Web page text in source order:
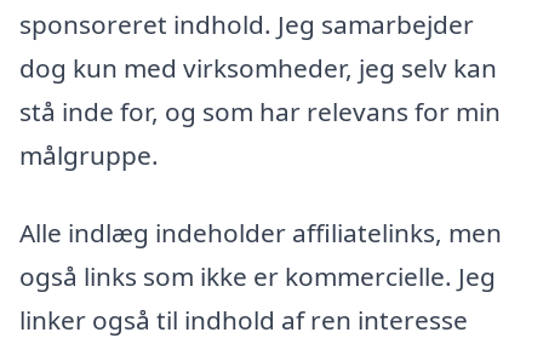
sponsoreret indhold. Jeg samarbejder
dog kun med virksomheder, jeg selv kan
stå inde for, og som har relevans for min
målgruppe.
Alle indlæg indeholder affiliatelinks, men
også links som ikke er kommercielle. Jeg
linker også til indhold af ren interesse